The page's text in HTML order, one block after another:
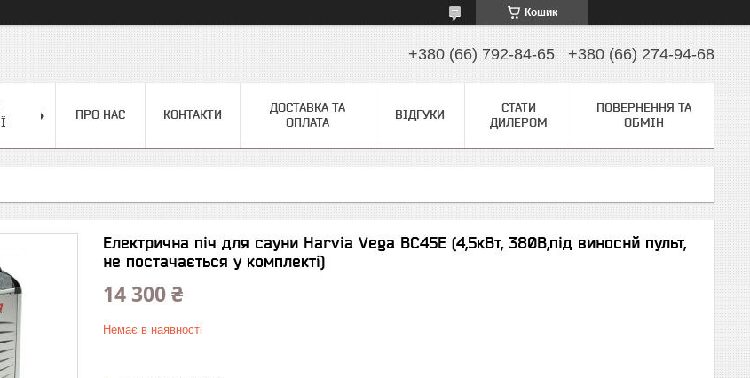
Кошик
+380 (66) 792-84-65 +380 (66) 274-94-68
ПРО НАС КОНТАКТИ
ДОСТАВКА ТА
ОПЛАТА
ВІДГУКИ
СТАТИ
ДИЛЕРОМ
ПОВЕРНЕННЯ ТА
ОБМІН
Електрична піч для сауни Harvia Vega BC45E (4,5кВт, 380В,під виноснй пульт,
не постачається у комплекті)
14 300 ₴
Немає в наявності